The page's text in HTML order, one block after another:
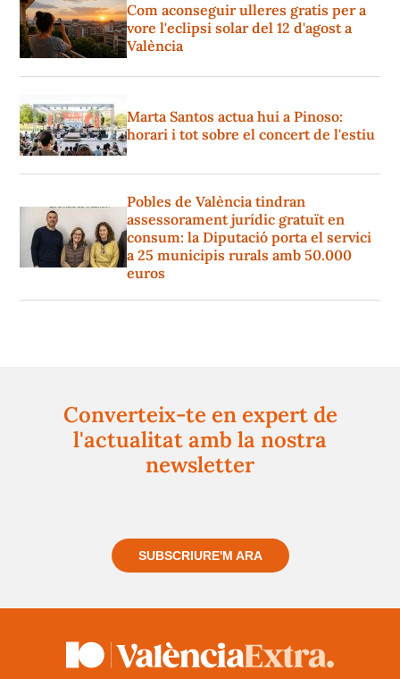
Com aconseguir ulleres gratis per a
vore l'eclipsi solar del 12 d'agost a
València
Marta Santos actua hui a Pinoso:
horari i tot sobre el concert de l'estiu
Pobles de València tindran
assessorament jurídic gratuït en
consum: la Diputació porta el servici
a 25 municipis rurals amb 50.000
euros
Converteix-te en expert de
l'actualitat amb la nostra
newsletter
SUBSCRIURE'M ARA